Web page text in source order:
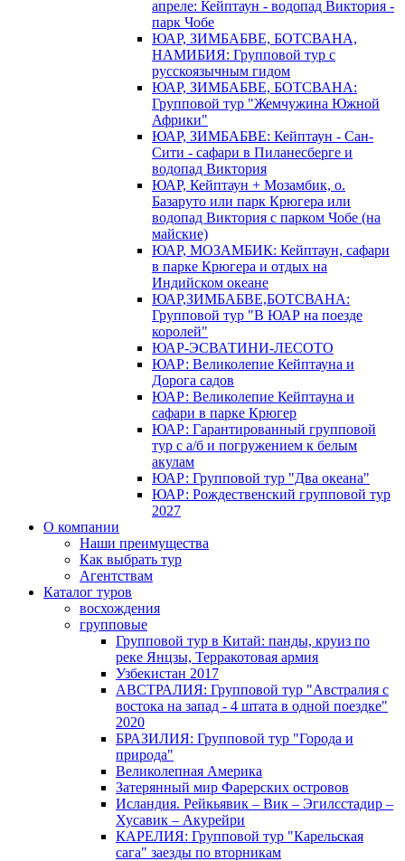
апреле: Кейптаун - водопад Виктория -
парк Чобе
ЮАР, ЗИМБАБВЕ, БОТСВАНА,
НАМИБИЯ: Групповой тур с
русскоязычным гидом
ЮАР, ЗИМБАБВЕ, БОТСВАНА:
Групповой тур "Жемчужина Южной
Африки"
ЮАР, ЗИМБАБВЕ: Кейптаун - Сан-
Сити - сафари в Пиланесберге и
водопад Виктория
ЮАР, Кейптаун + Мозамбик, о.
Базаруто или парк Крюгера или
водопад Виктория с парком Чобе (на
майские)
ЮАР, МОЗАМБИК: Кейптаун, сафари
в парке Крюгера и отдых на
Индийском океане
ЮАР,ЗИМБАБВЕ,БОТСВАНА:
Групповой тур "В ЮАР на поезде
королей"
ЮАР-ЭСВАТИНИ-ЛЕСОТО
ЮАР: Великолепие Кейптауна и
Дорога садов
ЮАР: Великолепие Кейптауна и
сафари в парке Крюгер
ЮАР: Гарантированный групповой
тур с а/б и погружением к белым
акулам
ЮАР: Групповой тур "Два океана"
ЮАР: Рождественский групповой тур
2027
О компании
Наши преимущества
Как выбрать тур
Агентствам
Каталог туров
восхождения
групповые
Групповой тур в Китай: панды, круиз по
реке Янцзы, Терракотовая армия
Узбекистан 2017
АВСТРАЛИЯ: Групповой тур "Австралия с
востока на запад - 4 штата в одной поездке"
2020
БРАЗИЛИЯ: Групповой тур "Города и
природа"
Великолепная Америка
Затерянный мир Фарерских островов
Исландия. Рейкьявик – Вик – Эгилсстадир –
Хусавик – Акурейри
КАРЕЛИЯ: Групповой тур "Карельская
сага" заезды по вторникам